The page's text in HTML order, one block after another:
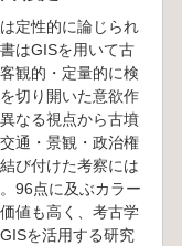
定性的に論じられ
はGISを用いて古
観的・定量的に検
切り開いた意欲作
なる視点から古墳
通・景観・政治権
び付けた考察には
96点に及ぶカラー
値も高く、考古学
を活用する研究